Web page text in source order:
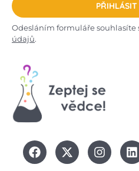
Odesláním formuláře souhlasíte
údajů.